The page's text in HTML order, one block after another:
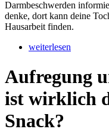
Darmbeschwerden
denke, dort kann deine
Hausarbeit finden.
weiterlesen
Aufregung
ist wirklich
Snack?